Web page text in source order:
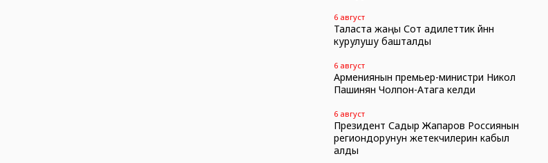
6 август
Таласта жаңы Сот адилеттик үйүнүн
курулушу башталды
6 август
Армениянын премьер-министри Никол
Пашинян Чолпон-Атага келди
6 август
Президент Садыр Жапаров Россиянын
региондорунун жетекчилерин кабыл
алды